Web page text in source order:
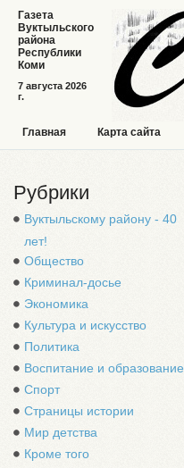
7 августа 2026
г.
Газета
Вуктыльского
района
Республики
Коми
Главная Карта сайта
Рубрики
Вуктыльскому району - 40
лет!
Общество
Криминал-досье
Экономика
Культура и искусство
Политика
Воспитание и образование
Спорт
Страницы истории
Мир детства
Кроме того